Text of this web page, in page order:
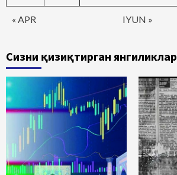
« APR IYUN »
Сизни қизиқтирган янгиликлар